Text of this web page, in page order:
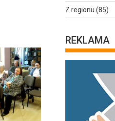
Z regionu (85)
REKLAMA